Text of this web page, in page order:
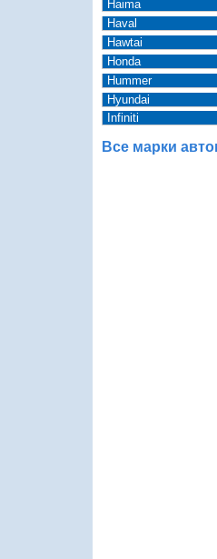
Haima
Haval
Hawtai
Honda
Hummer
Hyundai
Infiniti
Все марки